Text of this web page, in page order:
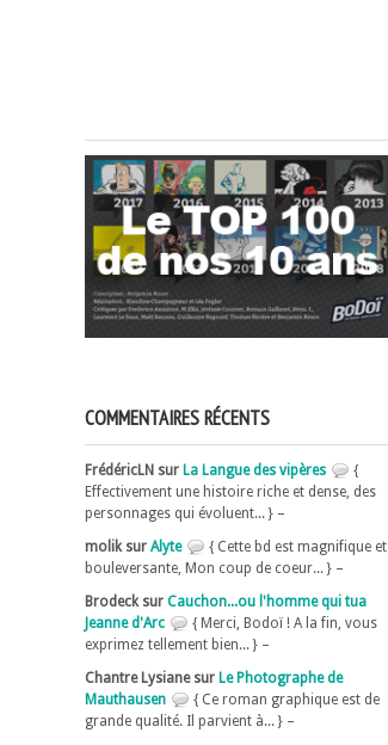
COMMENTAIRES RÉCENTS
FrédéricLN sur La Langue des vipères
{
Effectivement une histoire riche et dense, des
personnages qui évoluent... } –
molik sur Alyte
{ Cette bd est magnifique et
bouleversante, Mon coup de coeur... } –
Brodeck sur Cauchon...ou l'homme qui tua
Jeanne d'Arc
{ Merci, Bodoï ! A la fin, vous
exprimez tellement bien... } –
Chantre Lysiane sur Le Photographe de
Mauthausen
{ Ce roman graphique est de
grande qualité. Il parvient à... } –